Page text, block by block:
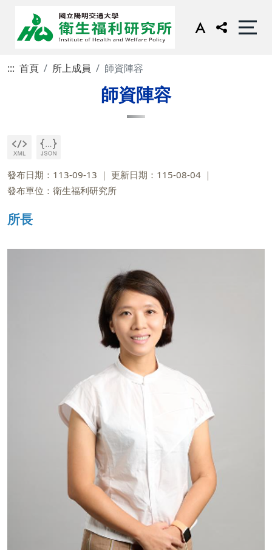
::: 首頁 所上成員 師資陣容
師資陣容
發布日期：113-09-13
更新日期：115-08-04
發布單位：衛生福利研究所
所長